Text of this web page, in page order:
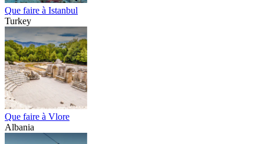
Que faire à Istanbul
Turkey
Que faire à Vlore
Albania